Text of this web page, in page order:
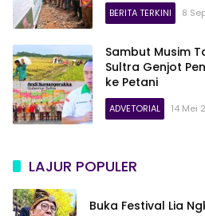
BERITA TERKINI 8
Sambut Musim
Sultra Genjot
ke Petani
ADVETORIAL 14 Mei
LAJUR POPULER
Buka Festival Lia